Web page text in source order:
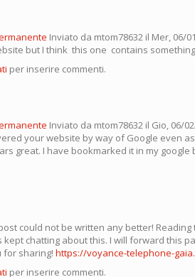
Inviato da mtom78632 il Mer, 06/
but I think this one contains
per inserire commenti.
Inviato da mtom78632 il Gio, 06/
your website by way of Google even
great. I have bookmarked it in my google
could not be written any better!
kept chatting about this. I will forward this
for sharing! https://voyance-telephone-
per inserire commenti.